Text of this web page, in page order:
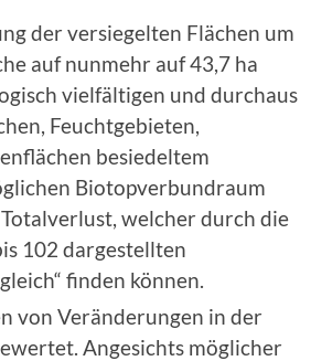
der versiegelten Flächen um
auf nunmehr auf 43,7 ha
vielfältigen und durchaus
Feuchtgebieten,
besiedeltem
Biotopverbundraum
welcher durch die
102 dargestellten
finden können.
von Veränderungen in der
Angesichts möglicher